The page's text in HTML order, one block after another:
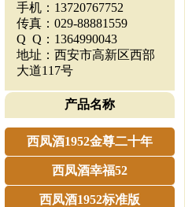
手机：13720767752
传真：029-88881559
Q Q：1364990043
地址：西安市高新区西部
大道117号
产品名称
西凤酒1952金尊二十年
西凤酒幸福52
西凤酒1952标准版